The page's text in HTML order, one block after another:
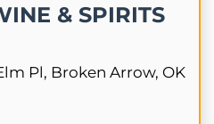
& SPIRITS
Pl, Broken Arrow, OK